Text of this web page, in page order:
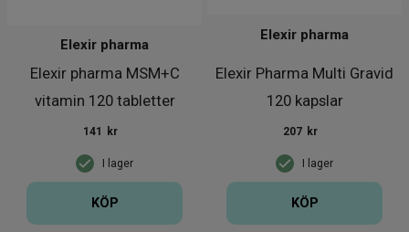
Elexir pharma MSM+C
vitamin 120 tabletter
Elexir pharma
I lager
141 kr
KÖP
Elexir Pharma Multi Gravid
120 kapslar
Elexir pharma
I lager
207 kr
KÖP